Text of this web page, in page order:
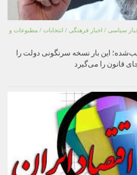
سیاسی / اخبار فرهنگی / انتخابات / مطبوعات و
این بار نسخه سرنگونی دولت را
قانون را می‌گیرد